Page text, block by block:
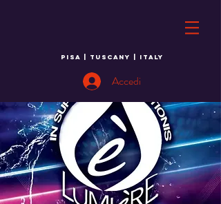
PISA | TUSCANY | ITALY
Accedi